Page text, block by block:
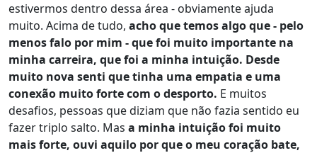
estivermos dentro dessa área - obviamente ajuda
muito. Acima de tudo, acho que temos algo que - pelo
menos falo por mim - que foi muito importante na
minha carreira, que foi a minha intuição. Desde
muito nova senti que tinha uma empatia e uma
conexão muito forte com o desporto. E muitos
desafios, pessoas que diziam que não fazia sentido eu
fazer triplo salto. Mas a minha intuição foi muito
mais forte, ouvi aquilo por que o meu coração bate,